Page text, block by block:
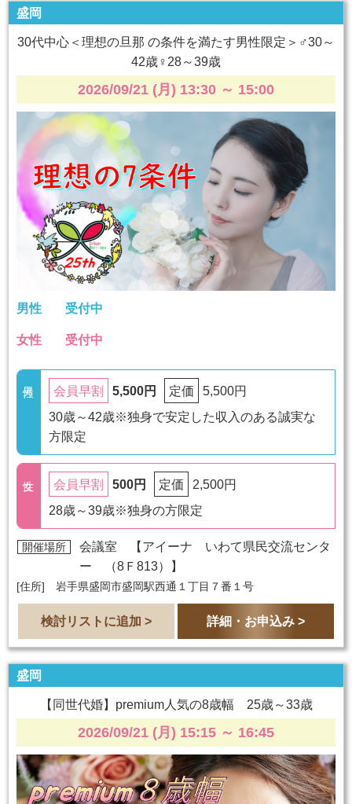
盛岡
30代中心＜理想の旦那 の条件を満たす男性限定＞♂30～
42歳♀28～39歳
2026/09/21 (月) 13:30 ～ 15:00
男性 受付中
女性 受付中
会員早割 5,500円 定価
5,500円
30歳～42歳※独身で安定した収入のある誠実な
方限定
会員早割 500円 定価
2,500円
28歳～39歳※独身の方限定
開催場所 会議室 【 アイーナ いわて県民交流センタ
ー （8Ｆ813）
】
[住所] 岩手県盛岡市盛岡駅西通１丁目７番１号
検討リストに追加 > 詳細・お申込み >
盛岡
【同世代婚】premium人気の8歳幅 25歳～33歳
2026/09/21 (月) 15:15 ～ 16:45